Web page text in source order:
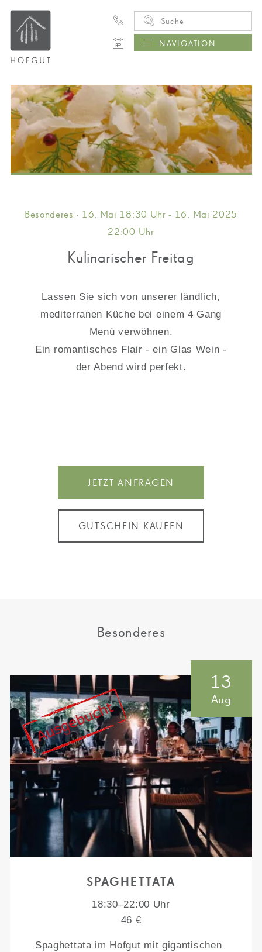
NAVIGATION
Besonderes · 16. Mai 18:30 Uhr - 16. Mai 2025
22:00 Uhr
Kulinarischer Freitag
Lassen Sie sich von unserer ländlich,
mediterranen Küche bei einem 4 Gang
Menü verwöhnen.
Ein romantisches Flair - ein Glas Wein -
der Abend wird perfekt.
JETZT ANFRAGEN
GUTSCHEIN KAUFEN
Besonderes
13
Aug
SPAGHETTATA
18:30–22:00 Uhr
46 €
Spaghettata im Hofgut mit gigantischen